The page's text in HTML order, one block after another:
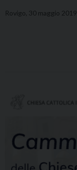
Rovigo, 30 maggio 2019